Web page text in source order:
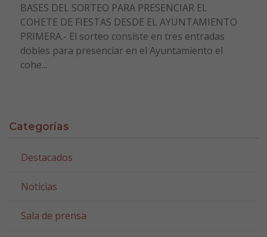
BASES DEL SORTEO PARA PRESENCIAR EL
COHETE DE FIESTAS DESDE EL AYUNTAMIENTO
PRIMERA.- El sorteo consiste en tres entradas
dobles para presenciar en el Ayuntamiento el
cohe...
Categorías
Destacados
Noticias
Sala de prensa